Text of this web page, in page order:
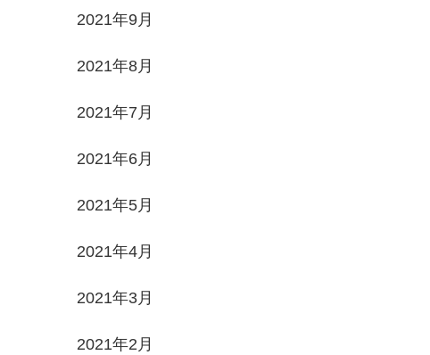
2021年9月
2021年8月
2021年7月
2021年6月
2021年5月
2021年4月
2021年3月
2021年2月